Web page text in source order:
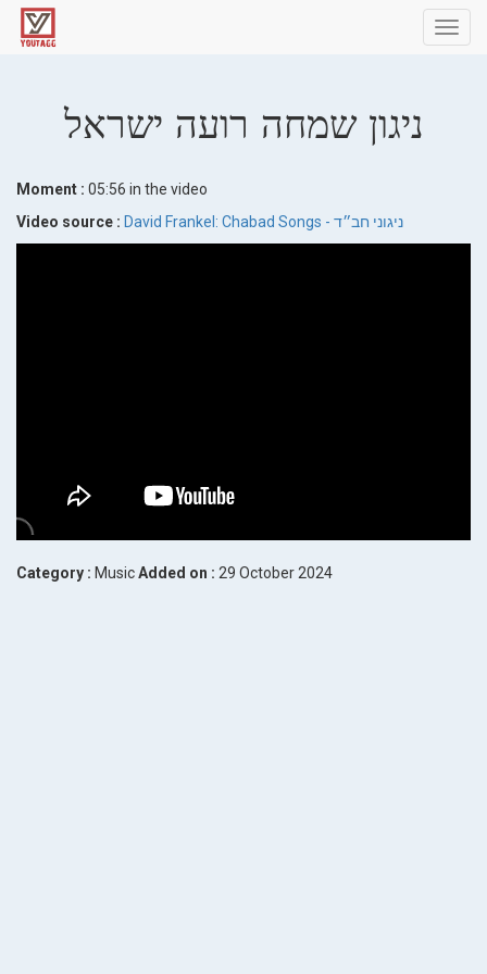
ניגון שמחה רועה ישראל
Moment : 05:56 in the video
Video source :
David Frankel: Chabad Songs - ניגוני חב״ד
Category : MusicAdded on : 29 October 2024